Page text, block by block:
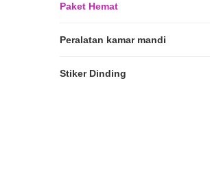
Paket Hemat
Peralatan kamar mandi
Stiker Dinding